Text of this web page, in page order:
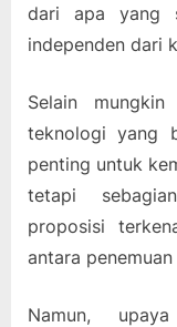
dari apa yang
independen dari
Selain mungkin
teknologi yang
penting untuk
tetapi
proposisi
antara
Namun,